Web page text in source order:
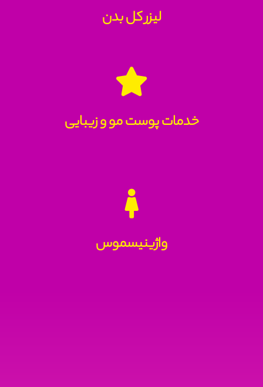
لیزر کل بدن
خدمات پوست مو و زیبایی
واژینیسموس